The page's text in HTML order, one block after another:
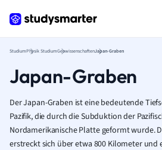
StudiumPhysik StudiumGeowissenschaftenJapan-Graben
Japan-Graben
Der Japan-Graben ist eine bedeutende
Pazifik, die durch die Subduktion der
Nordamerikanische Platte geformt wurde.
erstreckt sich über etwa 800 Kilometer und